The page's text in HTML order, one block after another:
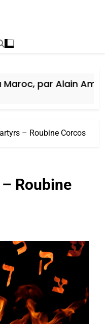
par Alain Amiel
– Roubine Corcos
Roubine